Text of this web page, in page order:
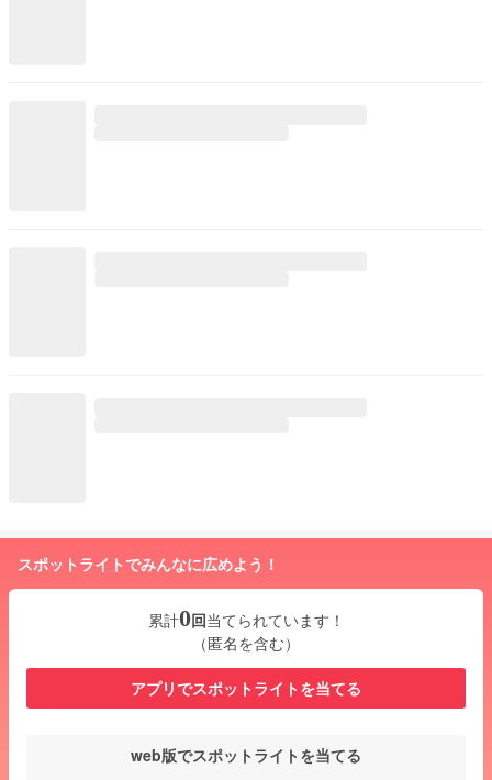
スポットライトでみんなに広めよう！
累計0回当てられています！
（匿名を含む）
アプリでスポットライトを当てる
web版でスポットライトを当てる